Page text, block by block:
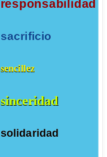
responsabilidad
sacrificio
sencillez
sinceridad
solidaridad